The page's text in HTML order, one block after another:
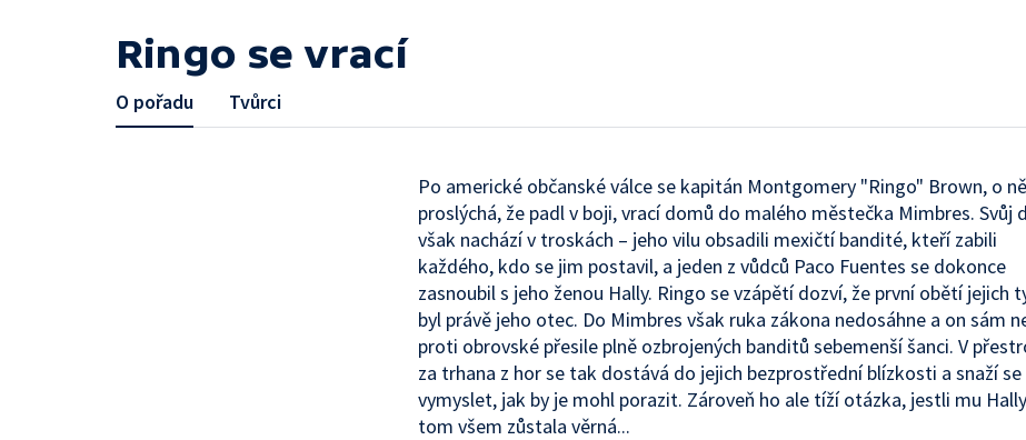
Ringo se vrací
O pořadu Tvůrci
Po americké občanské válce se kapitán Montgomery "Ringo" Brown, o
proslýchá, že padl v boji, vrací domů do malého městečka Mimbres. Svůj
však nachází v troskách – jeho vilu obsadili mexičtí bandité, kteří zabili
každého, kdo se jim postavil, a jeden z vůdců Paco Fuentes se dokonce
zasnoubil s jeho ženou Hally. Ringo se vzápětí dozví, že první obětí jejich
byl právě jeho otec. Do Mimbres však ruka zákona nedosáhne a on sám
proti obrovské přesile plně ozbrojených banditů sebemenší šanci. V
za trhana z hor se tak dostává do jejich bezprostřední blízkosti a snaží se
vymyslet, jak by je mohl porazit. Zároveň ho ale tíží otázka, jestli mu
tom všem zůstala věrná...